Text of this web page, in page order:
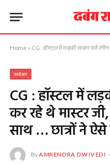
Home » CG : हॉस्टल में लड़की लाकर रातें रंगीन कर रहे
कारोबार
CG : हॉस्टल में
कर रहे थे मास्टर
साथ … छात्रों ने
ByAMRENDRA DWIVEDI